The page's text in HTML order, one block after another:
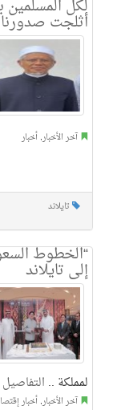
لكل المسلمين
أثلجت صدورنا
آخر الأخبار, أخبار
تايلاند
“الخطوط
إلى تايلاند
لمملكة .. التفاصيل
آخر الأخبار, أخبار